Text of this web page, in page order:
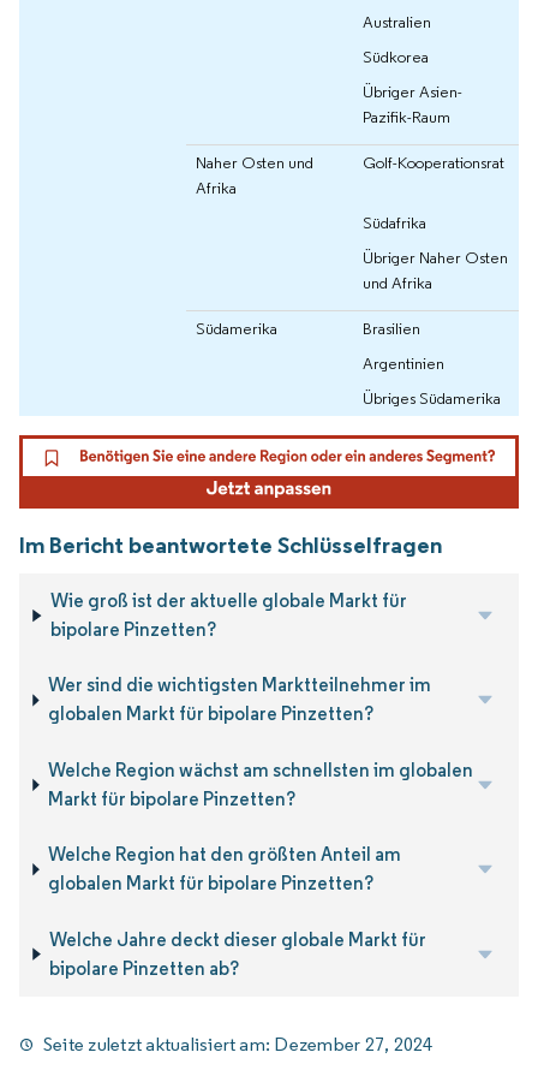
Australien
Südkorea
Übriger Asien-
Pazifik-Raum
Naher Osten und
Afrika
Golf-Kooperationsrat
Südafrika
Übriger Naher Osten
und Afrika
Südamerika
Brasilien
Argentinien
Übriges Südamerika
Im Bericht beantwortete Schlüsselfragen
Wie groß ist der aktuelle globale Markt für
bipolare Pinzetten?
Wer sind die wichtigsten Marktteilnehmer im
globalen Markt für bipolare Pinzetten?
Welche Region wächst am schnellsten im globalen
Markt für bipolare Pinzetten?
Welche Region hat den größten Anteil am
globalen Markt für bipolare Pinzetten?
Welche Jahre deckt dieser globale Markt für
bipolare Pinzetten ab?
Seite zuletzt aktualisiert am: Dezember 27, 2024